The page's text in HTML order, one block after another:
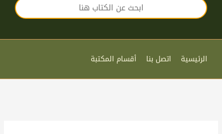
الرئيسية اتصل بنا أقسام المكتبة